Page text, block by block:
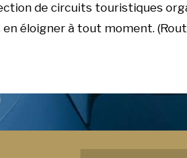
de circuits touristiques
éloigner à tout moment.